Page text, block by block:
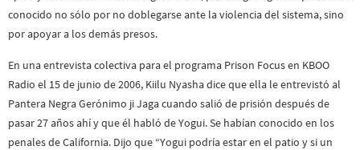
conocido no sólo por no doblegarse ante la violencia del sistema, sino
por apoyar a los demás presos.
En una entrevista colectiva para el programa Prison Focus en KBOO
Radio el 15 de junio de 2006, Kiilu Nyasha dice que ella le entrevistó al
Pantera Negra Gerónimo ji Jaga cuando salió de prisión después de
pasar 27 años ahí y que él habló de Yogui. Se habían conocido en los
penales de California. Dijo que “Yogui podría estar en el patio y si un